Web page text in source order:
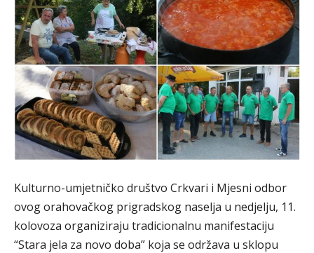
Kulturno-umjetničko društvo Crkvari i Mjesni odbor
ovog orahovačkog prigradskog naselja u nedjelju, 11.
kolovoza organiziraju tradicionalnu manifestaciju
“Stara jela za novo doba” koja se održava u sklopu